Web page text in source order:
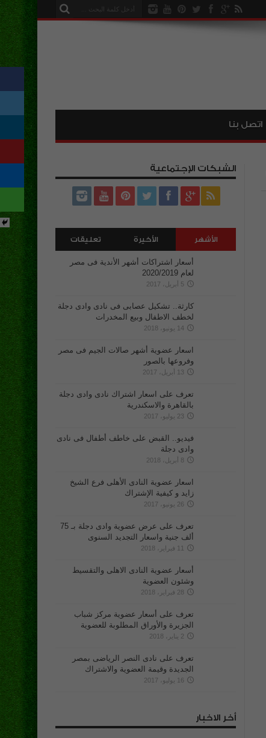
اتصل بنا
الشبكات الإجتماعية
الأشهر الأخيرة تعليقات
أسعار اشتراكات أشهر الأندية فى مصر
لعام 2020/2019
5 أبريل، 2017
كارثة.. تشكيل عصابى فى نادى وادى دجلة
لخطف الاطفال وبيع المخدرات
14 يونيو، 2018
اسعار عضوية أشهر صالات الجيم فى مصر
وفروعها بالصور
13 أبريل، 2017
تعرف على اسعار اشتراك نادى وادى دجلة
بالقاهرة والاسكندرية
23 يوليو، 2017
فيديو.. القبض على خاطف أطفال فى نادى
وادى دجلة
8 أبريل، 2018
اسعار عضوية النادى الأهلى فرع الشيخ
زايد و كيفية الإشتراك
26 يونيو، 2017
تعرف على عرض عضوية وادى دجلة بـ 75
ألف جنية واسعار التجديد السنوى
11 فبراير، 2018
أسعار عضوية النادى الاهلى والتقسيط
وشئون العضوية
28 فبراير، 2018
تعرف على أسعار عضوية مركز شباب
الجزيرة والأوراق المطلوبة للعضوية
2 يناير، 2018
تعرف على نادى النصر الرياضى بمصر
الجديدة وقيمة العضوية والاشتراك
16 يوليو، 2017
أخر الاخبار